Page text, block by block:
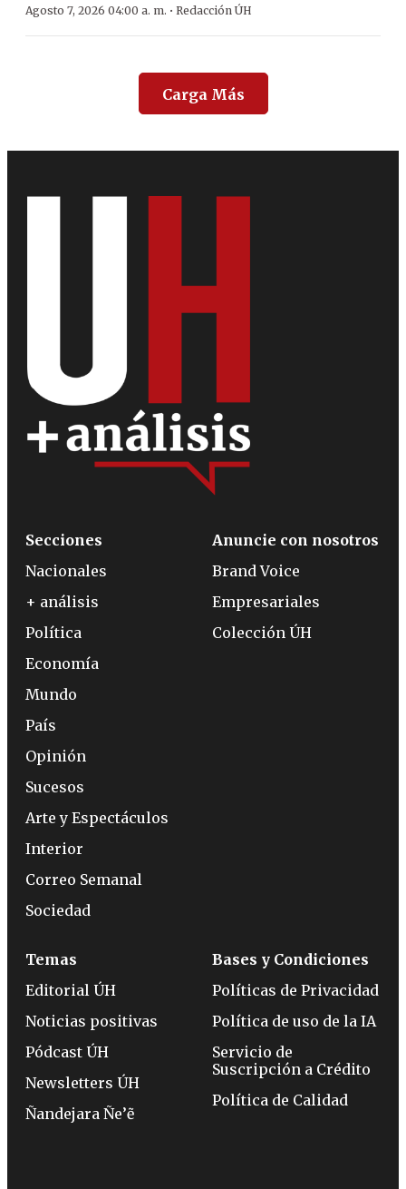
Agosto 7, 2026 04:00 a. m. · Redacción ÚH
Carga Más
Secciones
Nacionales
+ análisis
Política
Economía
Mundo
País
Opinión
Sucesos
Arte y Espectáculos
Interior
Correo Semanal
Sociedad
Anuncie con nosotros
Brand Voice
Empresariales
Colección ÚH
Temas
Editorial ÚH
Noticias positivas
Pódcast ÚH
Newsletters ÚH
Ñandejara Ñe’ẽ
Bases y Condiciones
Políticas de Privacidad
Política de uso de la IA
Servicio de
Suscripción a Crédito
Política de Calidad